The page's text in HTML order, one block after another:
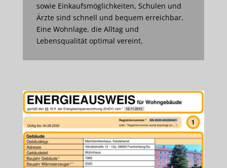
sowie Einkaufsmöglichkeiten, Schulen und
Ärzte sind schnell und bequem erreichbar.
Eine Wohnlage, die Alltag und
Lebensqualität optimal vereint.